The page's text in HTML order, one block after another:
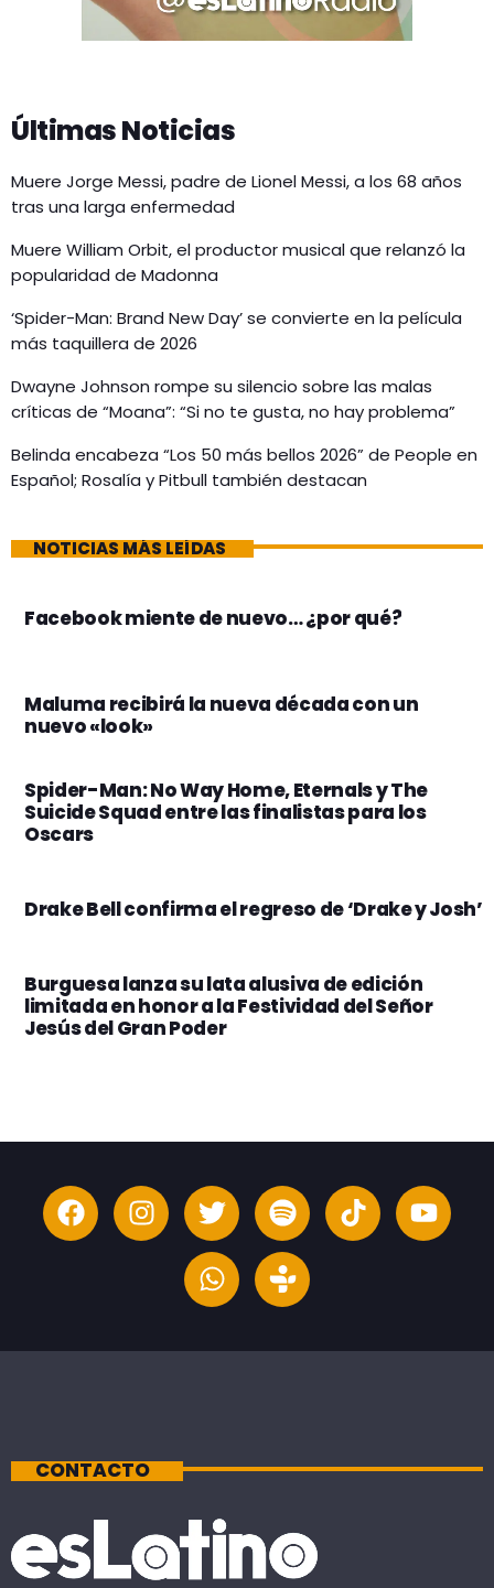
Últimas Noticias
Muere Jorge Messi, padre de Lionel Messi, a los 68 años
tras una larga enfermedad
Muere William Orbit, el productor musical que relanzó la
popularidad de Madonna
‘Spider-Man: Brand New Day’ se convierte en la película
más taquillera de 2026
Dwayne Johnson rompe su silencio sobre las malas
críticas de “Moana”: “Si no te gusta, no hay problema”
Belinda encabeza “Los 50 más bellos 2026” de People en
Español; Rosalía y Pitbull también destacan
NOTICIAS MÁS LEÍDAS
Facebook miente de nuevo… ¿por qué?
Maluma recibirá la nueva década con un
nuevo «look»
Spider-Man: No Way Home, Eternals y The
Suicide Squad entre las finalistas para los
Oscars
Drake Bell confirma el regreso de ‘Drake y Josh’
Burguesa lanza su lata alusiva de edición
limitada en honor a la Festividad del Señor
Jesús del Gran Poder
CONTACTO